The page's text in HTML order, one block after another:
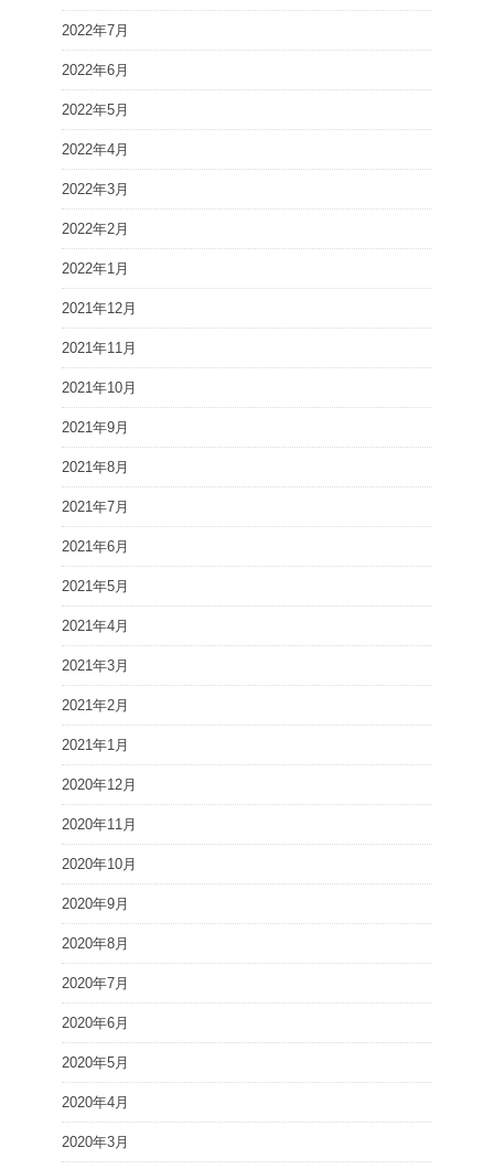
2022年7月
2022年6月
2022年5月
2022年4月
2022年3月
2022年2月
2022年1月
2021年12月
2021年11月
2021年10月
2021年9月
2021年8月
2021年7月
2021年6月
2021年5月
2021年4月
2021年3月
2021年2月
2021年1月
2020年12月
2020年11月
2020年10月
2020年9月
2020年8月
2020年7月
2020年6月
2020年5月
2020年4月
2020年3月